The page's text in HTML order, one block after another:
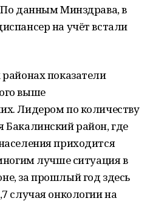
По данным Минздрава, в
на учёт встали
показатели
выше
Лидером по количеству
Бакалинский район, где
приходится
лучше ситуация в
за прошлый год здесь
случая онкологии на